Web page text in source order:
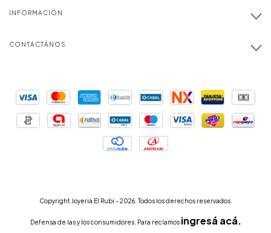
INFORMACIÓN
CONTACTÁNOS
Copyright Joyeria El Rubi - 2026. Todos los derechos reservados.
Defensa de las y los consumidores. Para reclamos ingresá acá.